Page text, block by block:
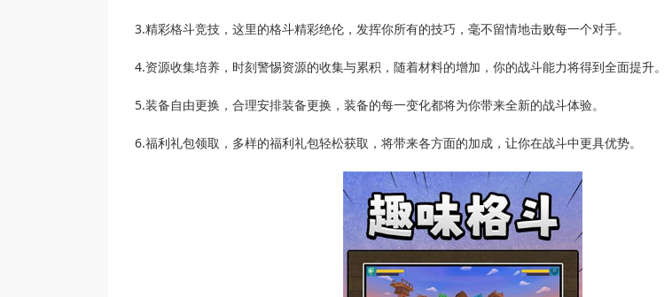
3.精彩格斗竞技，这里的格斗精彩绝伦，发挥你所有的技巧，毫不留情地击败每一个对手。
4.资源收集培养，时刻警惕资源的收集与累积，随着材料的增加，你的战斗能力将得到全面提升。
5.装备自由更换，合理安排装备更换，装备的每一变化都将为你带来全新的战斗体验。
6.福利礼包领取，多样的福利礼包轻松获取，将带来各方面的加成，让你在战斗中更具优势。